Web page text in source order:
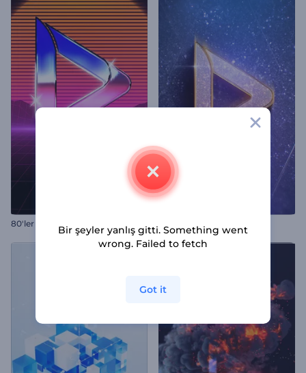
80'ler Retro Giriş Videosu Işıl Işıl Logo
Bir şeyler yanlış gitti. Something went
wrong. Failed to fetch
Got it